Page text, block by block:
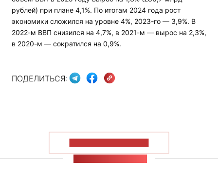
рублей) при плане 4,1%. По итогам 2024 года рост
экономики сложился на уровне 4%, 2023-го — 3,9%. В
2022-м ВВП снизился на 4,7%, в 2021-м — вырос на 2,3%,
в 2020-м — сократился на 0,9%.
ПОДЕЛИТЬСЯ: